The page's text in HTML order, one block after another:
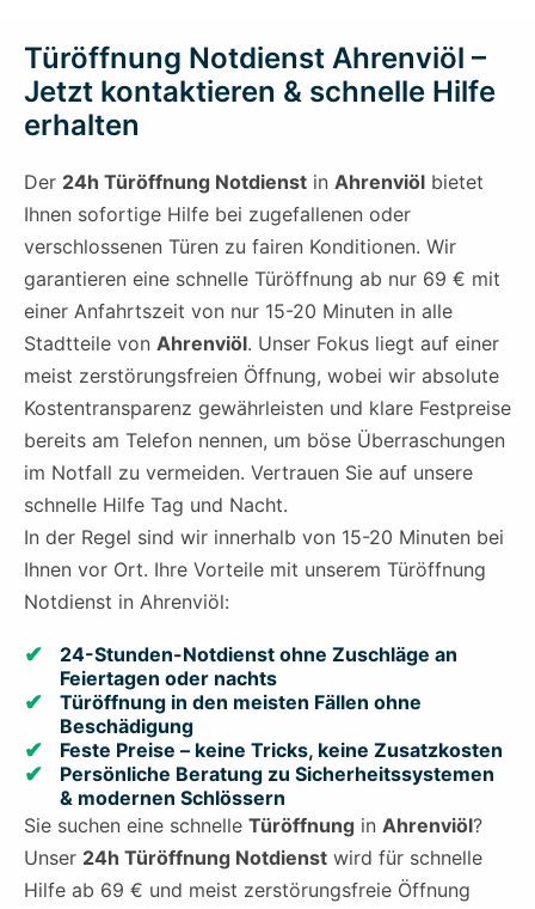
Türöffnung Notdienst Ahrenviöl –
Jetzt kontaktieren & schnelle Hilfe
erhalten
Der 24h Türöffnung Notdienst in Ahrenviöl bietet
Ihnen sofortige Hilfe bei zugefallenen oder
verschlossenen Türen zu fairen Konditionen. Wir
garantieren eine schnelle Türöffnung ab nur 69 € mit
einer Anfahrtszeit von nur 15-20 Minuten in alle
Stadtteile von Ahrenviöl. Unser Fokus liegt auf einer
meist zerstörungsfreien Öffnung, wobei wir absolute
Kostentransparenz gewährleisten und klare Festpreise
bereits am Telefon nennen, um böse Überraschungen
im Notfall zu vermeiden. Vertrauen Sie auf unsere
schnelle Hilfe Tag und Nacht.
In der Regel sind wir innerhalb von 15-20 Minuten bei
Ihnen vor Ort. Ihre Vorteile mit unserem Türöffnung
Notdienst in Ahrenviöl:
24-Stunden-Notdienst ohne Zuschläge an
Feiertagen oder nachts
Türöffnung in den meisten Fällen ohne
Beschädigung
Feste Preise – keine Tricks, keine Zusatzkosten
Persönliche Beratung zu Sicherheitssystemen
& modernen Schlössern
Sie suchen eine schnelle Türöffnung in Ahrenviöl?
Unser 24h Türöffnung Notdienst wird für schnelle
Hilfe ab 69 € und meist zerstörungsfreie Öffnung